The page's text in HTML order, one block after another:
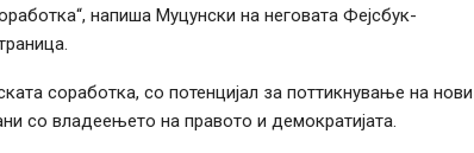
напиша Муцунски на неговата Фејсбук-
соработка, со потенцијал за поттикнување на нови
со владеењето на правото и демократијата.